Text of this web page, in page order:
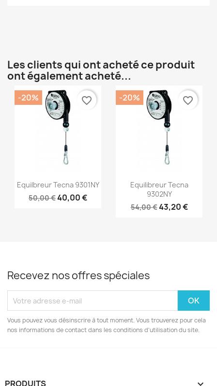
Les clients qui ont acheté ce produit
ont également acheté...
Aperçu rapide
Equilbreur Tecna 9301NY
50,00 €40,00 €
-20% favorite_border
Aperçu rapide
Equilibreur Tecna
9302NY
54,00 €43,20 €
-20% favorite_border
Recevez nos offres spéciales
Vous pouvez vous désinscrire à tout moment. Vous trouverez pour cela
nos informations de contact dans les conditions d'utilisation du site.
PRODUITS